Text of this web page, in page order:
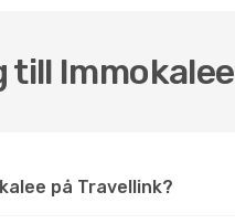
till Immokalee
på Travellink?